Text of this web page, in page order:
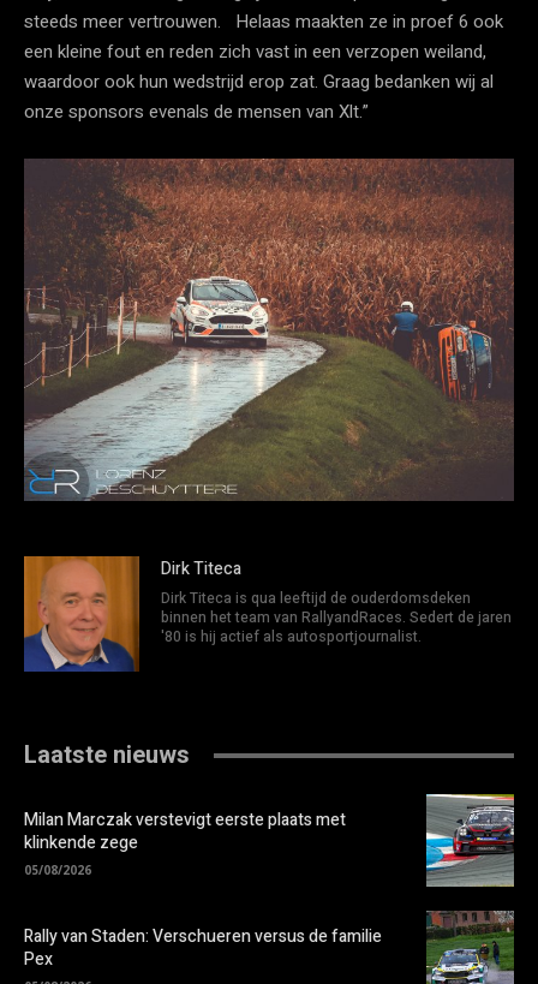
steeds meer vertrouwen. Helaas maakten ze in proef 6 ook
een kleine fout en reden zich vast in een verzopen weiland,
waardoor ook hun wedstrijd erop zat. Graag bedanken wij al
onze sponsors evenals de mensen van Xlt.”
Dirk Titeca
Dirk Titeca is qua leeftijd de ouderdomsdeken
binnen het team van RallyandRaces. Sedert de jaren
'80 is hij actief als autosportjournalist.
Laatste nieuws
Milan Marczak verstevigt eerste plaats met
klinkende zege
05/08/2026
Rally van Staden: Verschueren versus de familie
Pex